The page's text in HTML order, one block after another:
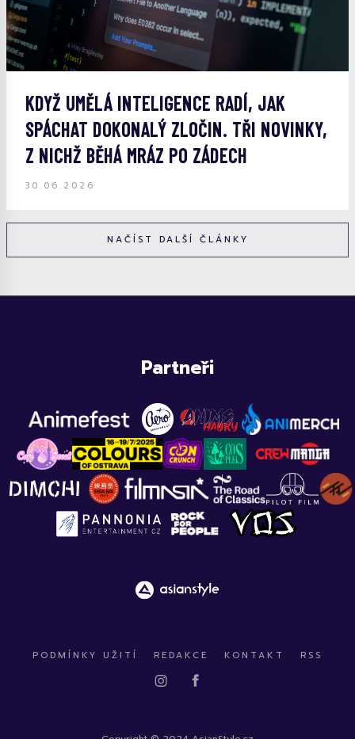
KDYŽ UMĚLÁ INTELIGENCE RADÍ, JAK
SPÁCHAT DOKONALÝ ZLOČIN. TŘI NOVINKY,
Z NICHŽ BĚHÁ MRÁZ PO ZÁDECH
30.06.2026
NAČÍST DALŠÍ ČLÁNKY
Partneři
PODMÍNKY UŽITÍ REDAKCE KONTAKT RSS